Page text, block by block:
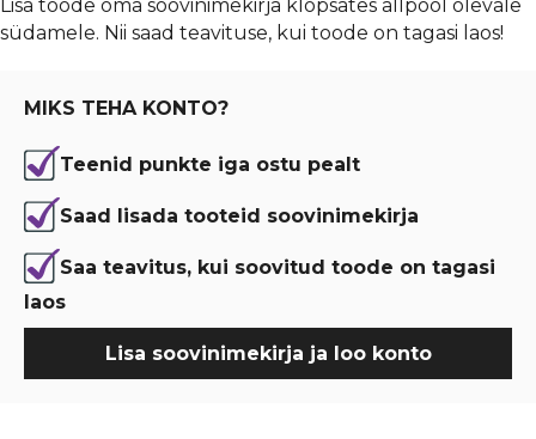
oli:
€ 0,09.
is:
€ 0,07.
Lisa toode oma soovinimekirja klõpsates allpool olevale
südamele. Nii saad teavituse, kui toode on tagasi laos!
MIKS TEHA KONTO?
Teenid punkte iga ostu pealt
Saad lisada tooteid soovinimekirja
Saa teavitus, kui soovitud toode on tagasi
laos
Lisa soovinimekirja ja loo konto